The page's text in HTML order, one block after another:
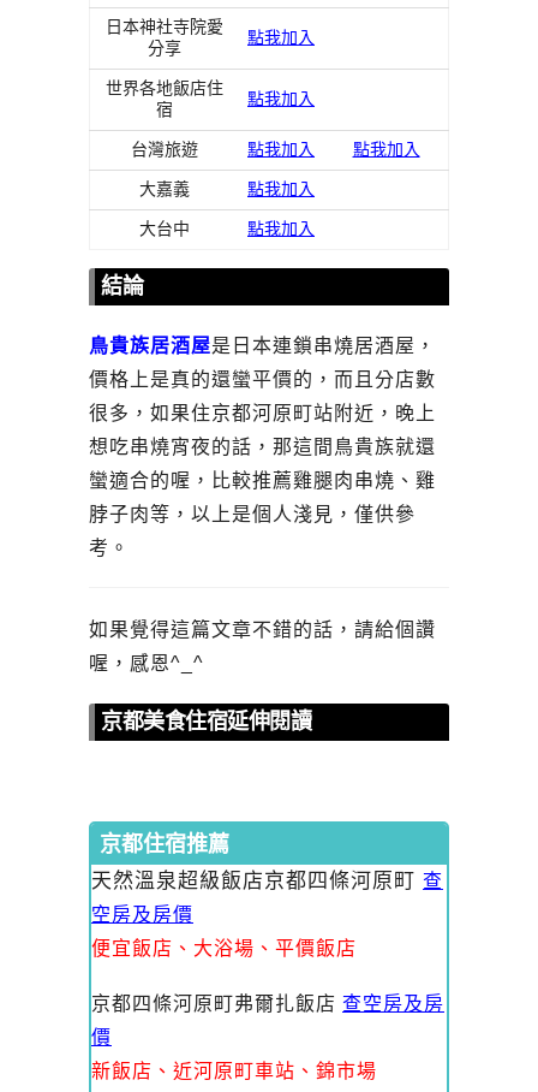
日本神社寺院愛
分享
點我加入
世界各地飯店住
宿
點我加入
台灣旅遊 點我加入 點我加入
大嘉義 點我加入
大台中 點我加入
結論
鳥貴族居酒屋是日本連鎖串燒居酒屋，
價格上是真的還蠻平價的，而且分店數
很多，如果住京都河原町站附近，晚上
想吃串燒宵夜的話，那這間鳥貴族就還
蠻適合的喔，比較推薦雞腿肉串燒、雞
脖子肉等，以上是個人淺見，僅供參
考。
如果覺得這篇文章不錯的話，請給個讚
喔，感恩^_^
京都美食住宿延伸閱讀
京都住宿推薦
天然溫泉超級飯店京都四條河原町 查
空房及房價
便宜飯店、大浴場、平價飯店
京都四條河原町弗爾扎飯店 查空房及房
價
新飯店、近河原町車站、錦市場